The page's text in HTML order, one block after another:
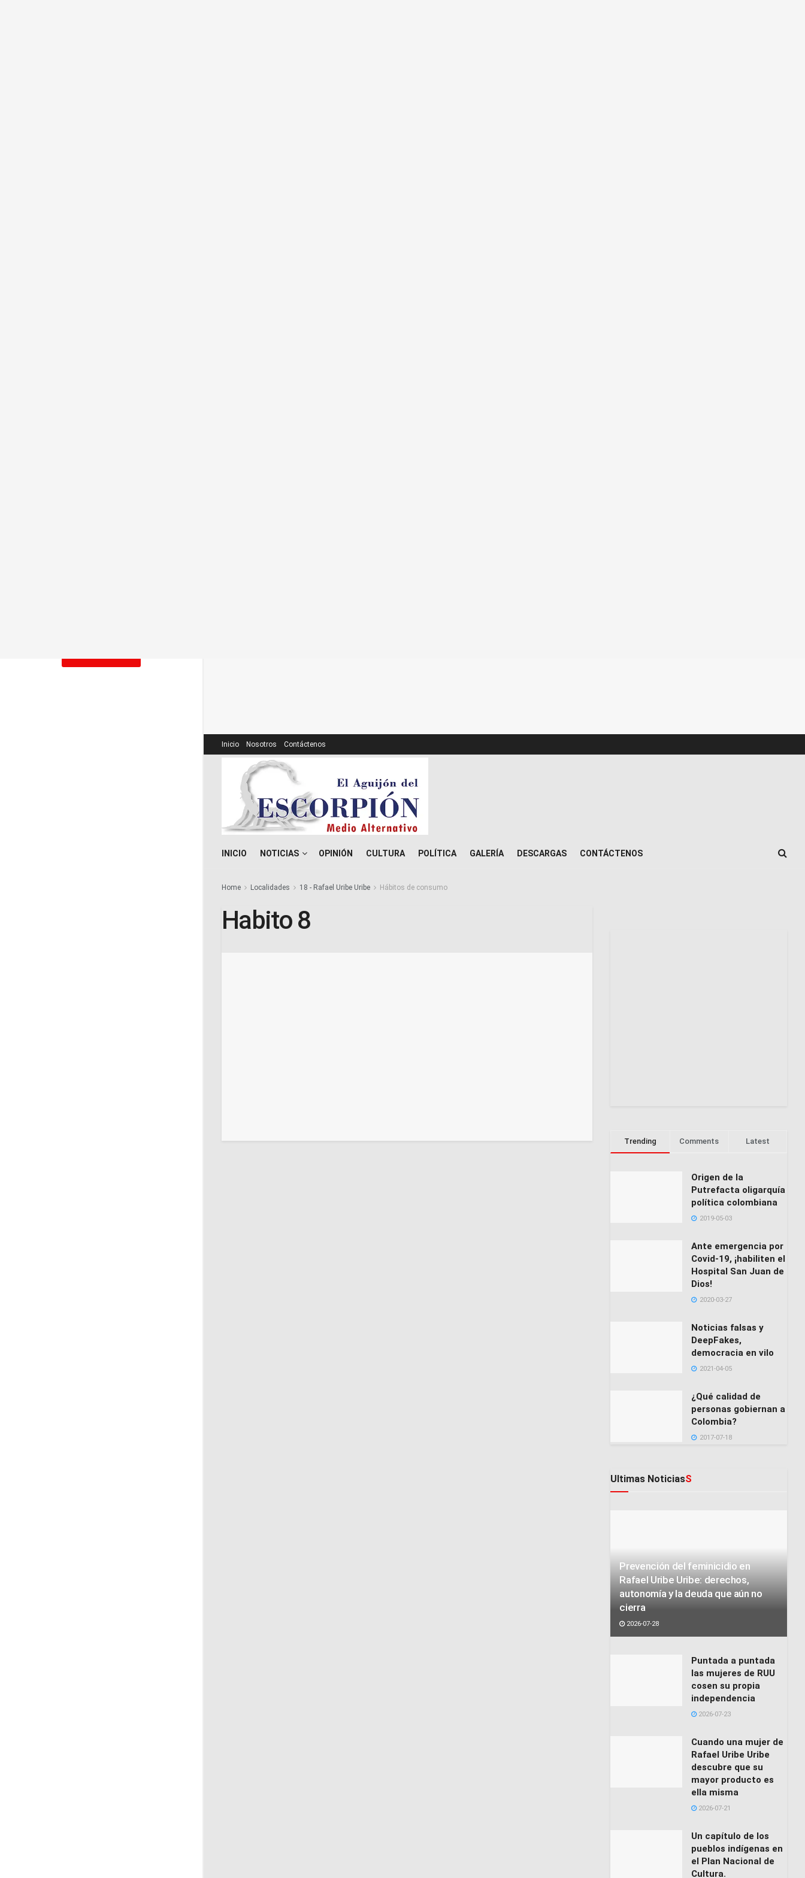
Inicio Nosotros Contáctenos
INICIO NOTICIAS OPINIÓN CULTURA POLÍTICA GALERÍA DESCARGAS CONTÁCTENOS
Home Localidades 18 - Rafael Uribe Uribe Hábitos de consumo
Habito 8
Trending Comments Latest
Origen de la
Putrefacta oligarquía
política colombiana
2019-05-03
Ante emergencia por
Covid-19, ¡habiliten el
Hospital San Juan de
Dios!
2020-03-27
Noticias falsas y
DeepFakes,
democracia en vilo
2021-04-05
¿Qué calidad de
personas gobiernan a
Colombia?
2017-07-18
Ultimas NoticiasS
Prevención del feminicidio en
Rafael Uribe Uribe: derechos,
autonomía y la deuda que aún no
cierra
2026-07-28
Puntada a puntada
las mujeres de RUU
cosen su propia
independencia
2026-07-23
Cuando una mujer de
Rafael Uribe Uribe
descubre que su
mayor producto es
ella misma
2026-07-21
Un capítulo de los
pueblos indígenas en
el Plan Nacional de
Cultura.